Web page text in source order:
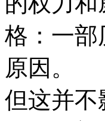
格：一部
原因。
但这并不